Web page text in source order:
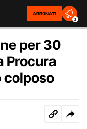
ABBONATI
2
per 30
Procura
colposo